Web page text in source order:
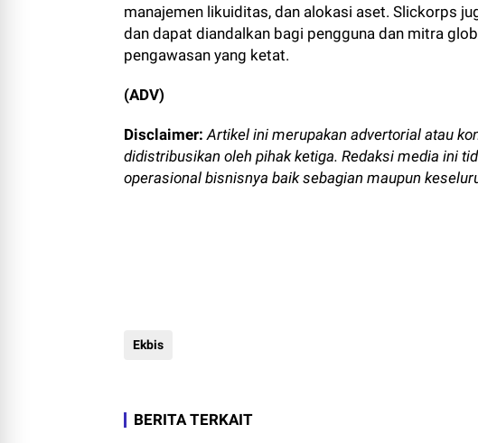
manajemen likuiditas, dan alokasi aset. Slickorps
dan dapat diandalkan bagi pengguna dan mitra
pengawasan yang ketat.
(ADV)
Disclaimer: Artikel ini merupakan advertorial atau
didistribusikan oleh pihak ketiga. Redaksi media ini
operasional bisnisnya baik sebagian maupun
Ekbis
BERITA TERKAIT